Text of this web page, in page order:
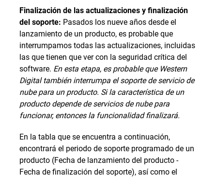
Finalización de las actualizaciones y finalización
del soporte: Pasados los nueve años desde el
lanzamiento de un producto, es probable que
interrumpamos todas las actualizaciones, incluidas
las que tienen que ver con la seguridad crítica del
software. En esta etapa, es probable que Western
Digital también interrumpa el soporte de servicio de
nube para un producto. Si la característica de un
producto depende de servicios de nube para
funcionar, entonces la funcionalidad finalizará.
En la tabla que se encuentra a continuación,
encontrará el periodo de soporte programado de un
producto (Fecha de lanzamiento del producto -
Fecha de finalización del soporte), así como el